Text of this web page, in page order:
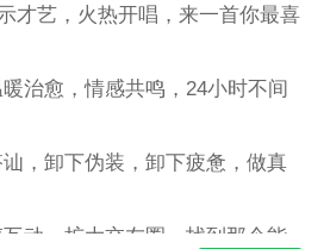
才艺，火热开唱，来一首你最喜
治愈，情感共鸣，24小时不间
，卸下伪装，卸下疲惫，做真
动，扩大交友圈，找到那个能